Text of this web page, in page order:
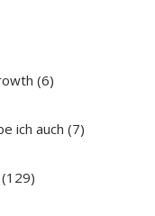
(6)
ich auch (7)
(129)